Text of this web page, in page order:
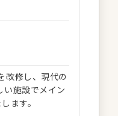
改修し、現代の
い施設でメイン
ます。